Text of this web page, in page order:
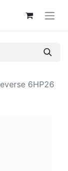
6HP26